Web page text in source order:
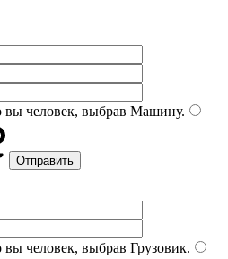
человек, выбрав Машину.
человек, выбрав Грузовик.